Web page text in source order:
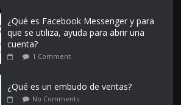
¿Qué es Facebook Messenger y para
que se utiliza, ayuda para abrir una
cuenta?
1 Comment
¿Qué es un embudo de ventas?
No Comments